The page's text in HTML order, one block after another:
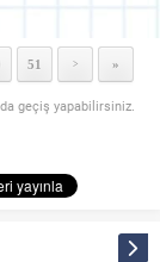
51 > »
geçiş yapabilirsiniz.